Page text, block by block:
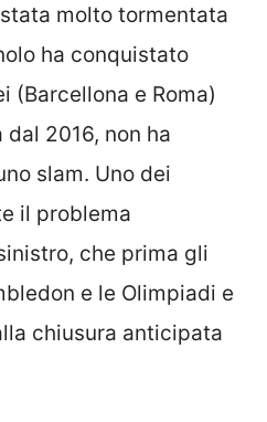
molto tormentata
ha conquistato
(Barcellona e Roma)
2016, non ha
slam. Uno dei
il problema
che prima gli
e le Olimpiadi e
chiusura anticipata